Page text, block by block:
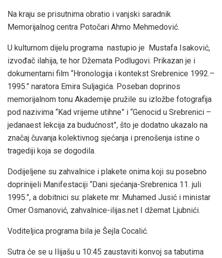
Na kraju se prisutnima obratio i vanjski saradnik
Memorijalnog centra Potočari Ahmo Mehmedović.
U kulturnom dijelu programa nastupio je Mustafa Isaković,
izvođač ilahija, te hor Džemata Podlugovi. Prikazan je i
dokumentarni film “Hronologija i kontekst Srebrenice 1992.–
1995.” naratora Emira Suljagića. Poseban doprinos
memorijalnom tonu Akademije pružile su izložbe fotografija
pod nazivima “Kad vrijeme utihne” i “Genocid u Srebrenici –
jedanaest lekcija za budućnost”, što je dodatno ukazalo na
značaj čuvanja kolektivnog sjećanja i prenošenja istine o
tragediji koja se dogodila.
Dodijeljene su zahvalnice i plakete onima koji su posebno
doprinijeli Manifestaciji “Dani sjećanja-Srebrenica 11. juli
1995.”, a dobitnici su: plakete mr. Muhamed Jusić i ministar
Omer Osmanović, zahvalnice-ilijas.net I džemat Ljubnići.
Voditeljica programa bila je Šejla Cocalić.
Sutra će se u Ilijašu u 10:45 zaustaviti konvoj sa tabutima